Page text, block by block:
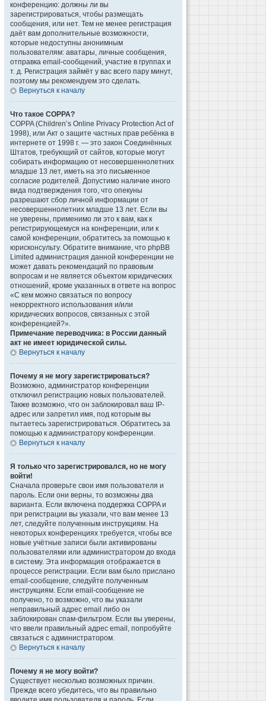
конференцию: должны ли вы
зарегистрироваться, чтобы размещать
сообщения, или нет. Тем не менее регистрация
даёт вам дополнительные возможности,
которые недоступны анонимным
пользователям: аватары, личные сообщения,
отправка email-сообщений, участие в группах и
т. д. Регистрация займёт у вас всего пару минут,
поэтому мы рекомендуем это сделать.
Вернуться к началу
Что такое COPPA?
COPPA (Children’s Online Privacy Protection Act of
1998), или Акт о защите частных прав ребёнка в
интернете от 1998 г. — это закон Соединённых
Штатов, требующий от сайтов, которые могут
собирать информацию от несовершеннолетних
младше 13 лет, иметь на это письменное
согласие родителей. Допустимо наличие иного
вида подтверждения того, что опекуны
разрешают сбор личной информации от
несовершеннолетних младше 13 лет. Если вы
не уверены, применимо ли это к вам, как к
регистрирующемуся на конференции, или к
самой конференции, обратитесь за помощью к
юрисконсульту. Обратите внимание, что phpBB
Limited администрация данной конференции не
может давать рекомендаций по правовым
вопросам и не является объектом юридических
отношений, кроме указанных в ответе на вопрос
«С кем можно связаться по вопросу
некорректного использования и/или
юридических вопросов, связанных с этой
конференцией?».
Примечание переводчика: в России данный
акт не имеет юридической силы.
Вернуться к началу
Почему я не могу зарегистрироваться?
Возможно, администратор конференции
отключил регистрацию новых пользователей.
Также возможно, что он заблокировал ваш IP-
адрес или запретил имя, под которым вы
пытаетесь зарегистрироваться. Обратитесь за
помощью к администратору конференции.
Вернуться к началу
Я только что зарегистрировался, но не могу
войти!
Сначала проверьте свои имя пользователя и
пароль. Если они верны, то возможны два
варианта. Если включена поддержка COPPA и
при регистрации вы указали, что вам менее 13
лет, следуйте полученным инструкциям. На
некоторых конференциях требуется, чтобы все
новые учётные записи были активированы
пользователями или администратором до входа
в систему. Эта информация отображается в
процессе регистрации. Если вам было прислано
email-сообщение, следуйте полученным
инструкциям. Если email-сообщение не
получено, то возможно, что вы указали
неправильный адрес email либо он
заблокирован спам-фильтром. Если вы уверены,
что ввели правильный адрес email, попробуйте
связаться с администратором.
Вернуться к началу
Почему я не могу войти?
Существует несколько возможных причин.
Прежде всего убедитесь, что вы правильно